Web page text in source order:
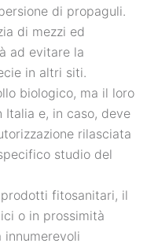
di propaguli.
di mezzi ed
ad evitare la
in altri siti.
biologico, ma il loro
e, in caso, deve
rilasciata
studio del
fitosanitari, il
o in prossimità